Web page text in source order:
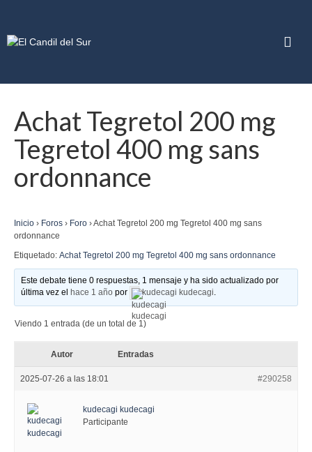
Achat Tegretol 200 mg
Tegretol 400 mg sans
ordonnance
Inicio › Foros › Foro ›Achat Tegretol 200 mg Tegretol 400 mg sans
ordonnance
Etiquetado: Achat Tegretol 200 mg Tegretol 400 mg sans ordonnance
Este debate tiene 0 respuestas, 1 mensaje y ha sido actualizado por
última vez el
hace 1 año por kudecagi kudecagi.
Viendo 1 entrada (de un total de 1)
Autor Entradas
2025-07-26 a las 18:01 #290258
kudecagi kudecagi
Participante